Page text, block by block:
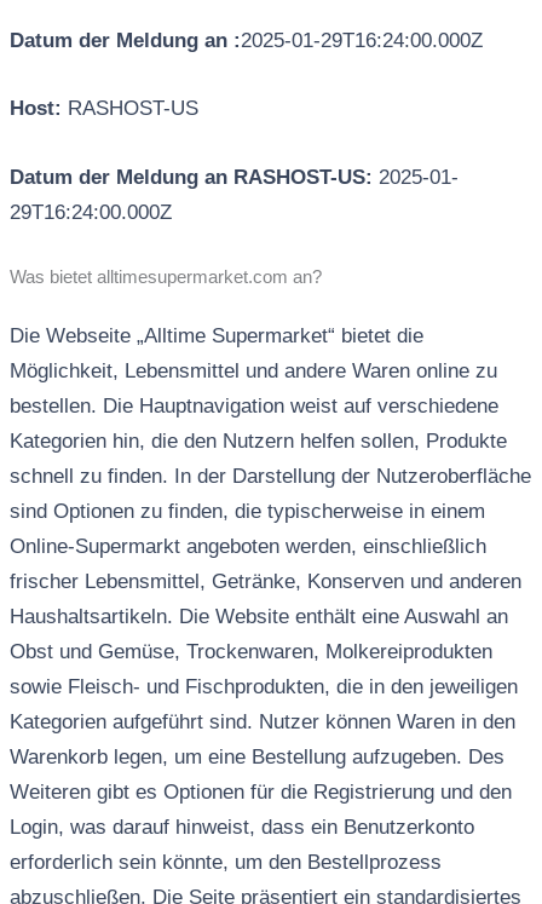
Datum der Meldung an :2025-01-29T16:24:00.000Z
Host: RASHOST-US
Datum der Meldung an RASHOST-US: 2025-01-
29T16:24:00.000Z
Was bietet alltimesupermarket.com an?
Die Webseite „Alltime Supermarket“ bietet die
Möglichkeit, Lebensmittel und andere Waren online zu
bestellen. Die Hauptnavigation weist auf verschiedene
Kategorien hin, die den Nutzern helfen sollen, Produkte
schnell zu finden. In der Darstellung der Nutzeroberfläche
sind Optionen zu finden, die typischerweise in einem
Online-Supermarkt angeboten werden, einschließlich
frischer Lebensmittel, Getränke, Konserven und anderen
Haushaltsartikeln. Die Website enthält eine Auswahl an
Obst und Gemüse, Trockenwaren, Molkereiprodukten
sowie Fleisch- und Fischprodukten, die in den jeweiligen
Kategorien aufgeführt sind. Nutzer können Waren in den
Warenkorb legen, um eine Bestellung aufzugeben. Des
Weiteren gibt es Optionen für die Registrierung und den
Login, was darauf hinweist, dass ein Benutzerkonto
erforderlich sein könnte, um den Bestellprozess
abzuschließen. Die Seite präsentiert ein standardisiertes